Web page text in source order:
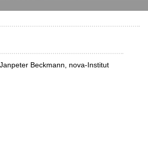
Beckmann, nova-Institut